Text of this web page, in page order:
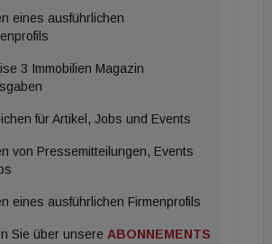
und Mario Deuschl, „und
unseren Partnern einen
zu nachhaltigem, leistbarem und
Wohnen in Österreich
eines ausführlichen
3 Immobilien Magazin
für Artikel, Jobs und Events
von Pressemitteilungen, Events
eines ausführlichen Firmenprofils
Sie über unsere ABONNEMENTS